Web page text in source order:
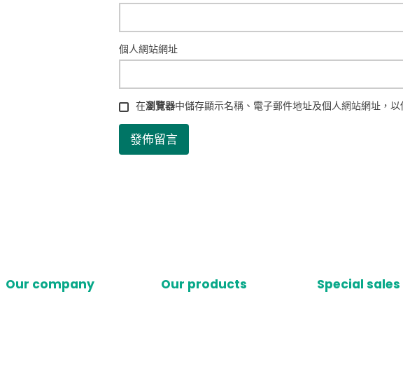
個人網站網址
在瀏覽器中儲存顯示名稱、電子郵件地址及個人網站網址，以
Our company Our products Special sales